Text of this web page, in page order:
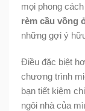
mọi phong
rèm cầu vồng
những gợi ý
Điều đặc biệt
chương trình
bạn tiết kiệm
ngôi nhà của